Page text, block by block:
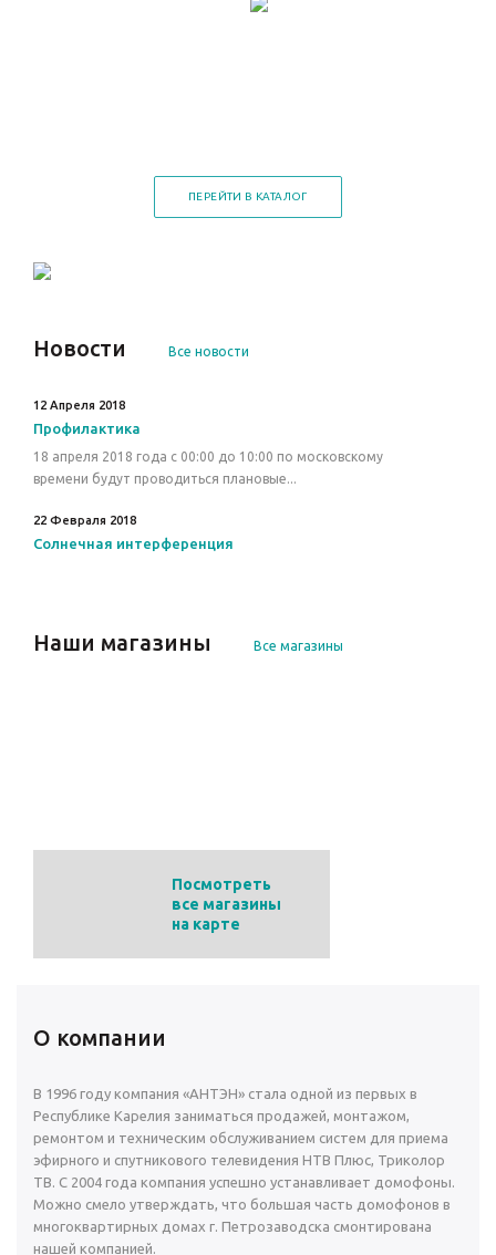
ПЕРЕЙТИ В КАТАЛОГ
Новости Все новости
12 Апреля 2018
Профилактика
18 апреля 2018 года с 00:00 до 10:00 по московскому
времени будут проводиться плановые...
22 Февраля 2018
Солнечная интерференция
Наши магазины Все магазины
Посмотреть
все магазины
на карте
О компании
В 1996 году компания «АНТЭН» стала одной из первых в
Республике Карелия заниматься продажей, монтажом,
ремонтом и техническим обслуживанием систем для приема
эфирного и спутникового телевидения НТВ Плюс, Триколор
ТВ. С 2004 года компания успешно устанавливает домофоны.
Можно смело утверждать, что большая часть домофонов в
многоквартирных домах г. Петрозаводска смонтирована
нашей компанией.